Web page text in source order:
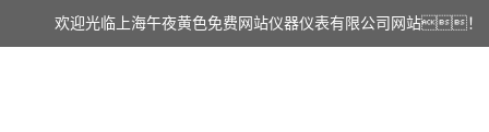
欢迎光临上海午夜黄色免费网站仪器仪表有限公司网站！